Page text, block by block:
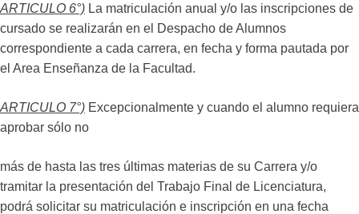
ARTICULO 6°) La matriculación anual y/o las inscripciones de
cursado se realizarán en el Despacho de Alumnos
correspondiente a cada carrera, en fecha y forma pautada por
el Area Enseñanza de la Facultad.
ARTICULO 7°) Excepcionalmente y cuando el alumno requiera
aprobar sólo no
más de hasta las tres últimas materias de su Carrera y/o
tramitar la presentación del Trabajo Final de Licenciatura,
podrá solicitar su matriculación e inscripción en una fecha